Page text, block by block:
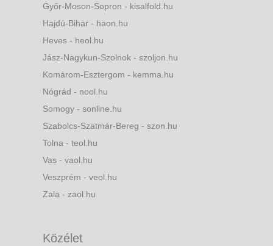
Győr-Moson-Sopron - kisalfold.hu
Hajdú-Bihar - haon.hu
Heves - heol.hu
Jász-Nagykun-Szolnok - szoljon.hu
Komárom-Esztergom - kemma.hu
Nógrád - nool.hu
Somogy - sonline.hu
Szabolcs-Szatmár-Bereg - szon.hu
Tolna - teol.hu
Vas - vaol.hu
Veszprém - veol.hu
Zala - zaol.hu
Közélet